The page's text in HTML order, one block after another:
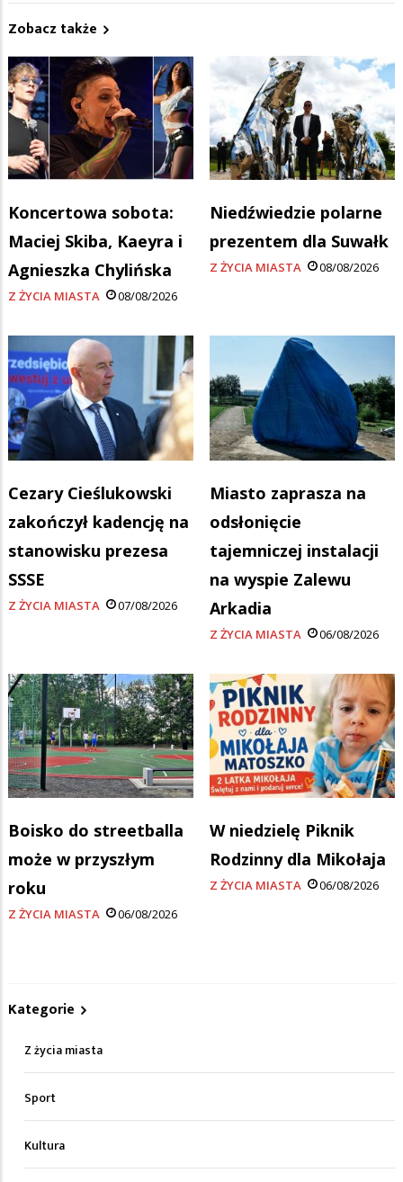
Zobacz także
Koncertowa sobota:
Maciej Skiba, Kaeyra i
Agnieszka Chylińska
Z ŻYCIA MIASTA 08/08/2026
Niedźwiedzie polarne
prezentem dla Suwałk
Z ŻYCIA MIASTA 08/08/2026
Cezary Cieślukowski
zakończył kadencję na
stanowisku prezesa
SSSE
Z ŻYCIA MIASTA 07/08/2026
Miasto zaprasza na
odsłonięcie
tajemniczej instalacji
na wyspie Zalewu
Arkadia
Z ŻYCIA MIASTA 06/08/2026
Boisko do streetballa
może w przyszłym
roku
Z ŻYCIA MIASTA 06/08/2026
W niedzielę Piknik
Rodzinny dla Mikołaja
Z ŻYCIA MIASTA 06/08/2026
Kategorie
Z życia miasta
Sport
Kultura